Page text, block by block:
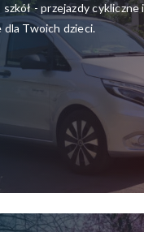
- przejazdy cykliczne i
dla Twoich dzieci.